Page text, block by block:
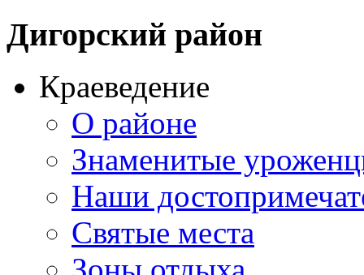
Дигорский район
Краеведение
О районе
Знаменитые
Наши
Святые места